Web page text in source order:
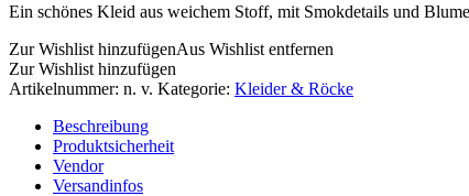
Ein schönes Kleid aus weichem Stoff, mit Smokdetails und
Zur Wishlist hinzufügenAus Wishlist entfernen
Zur Wishlist hinzufügen
Artikelnummer: n. v. Kategorie: Kleider & Röcke
Beschreibung
Produktsicherheit
Vendor
Versandinfos